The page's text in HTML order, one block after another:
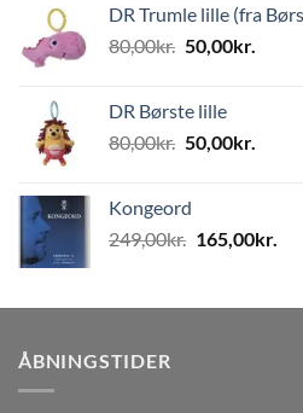
var:
499,00kr..
er:
DR Trumle lille (fra
80,00kr. Den
var:
80,00kr..
50,00kr.
DR Børste lille
80,00kr. Den
var:
80,00kr..
50,00kr.
Kongeord
249,00kr. Den
var:
165,00kr.
er:
ÅBNINGSTIDER